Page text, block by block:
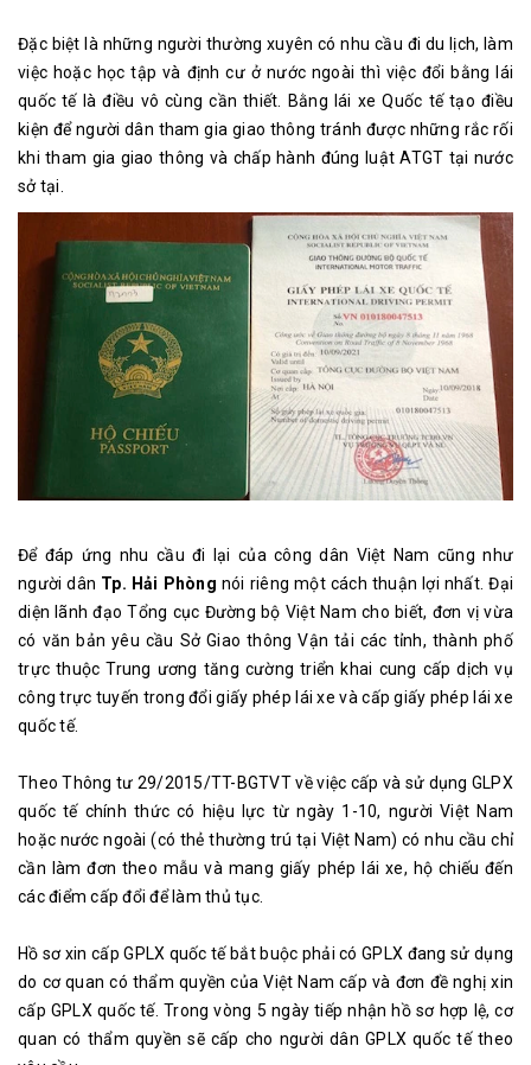
Đặc biệt là những người thường xuyên có nhu cầu đi du lịch, làm
việc hoặc học tập và định cư ở nước ngoài thì việc đổi bằng lái
quốc tế là điều vô cùng cần thiết. Bằng lái xe Quốc tế tạo điều
kiện để người dân tham gia giao thông tránh được những rắc rối
khi tham gia giao thông và chấp hành đúng luật ATGT tại nước
sở tại.
Để đáp ứng nhu cầu đi lại của công dân Việt Nam cũng như
người dân Tp. Hải Phòng nói riêng một cách thuận lợi nhất. Đại
diện lãnh đạo Tổng cục Đường bộ Việt Nam cho biết, đơn vị vừa
có văn bản yêu cầu Sở Giao thông Vận tải các tỉnh, thành phố
trực thuộc Trung ương tăng cường triển khai cung cấp dịch vụ
công trực tuyến trong đổi giấy phép lái xe và cấp giấy phép lái xe
quốc tế.
Theo Thông tư 29/2015/TT-BGTVT về việc cấp và sử dụng GLPX
quốc tế chính thức có hiệu lực từ ngày 1-10, người Việt Nam
hoặc nước ngoài (có thẻ thường trú tại Việt Nam) có nhu cầu chỉ
cần làm đơn theo mẫu và mang giấy phép lái xe, hộ chiếu đến
các điểm cấp đổi để làm thủ tục.
Hồ sơ xin cấp GPLX quốc tế bắt buộc phải có GPLX đang sử dụng
do cơ quan có thẩm quyền của Việt Nam cấp và đơn đề nghị xin
cấp GPLX quốc tế. Trong vòng 5 ngày tiếp nhận hồ sơ hợp lệ, cơ
quan có thẩm quyền sẽ cấp cho người dân GPLX quốc tế theo